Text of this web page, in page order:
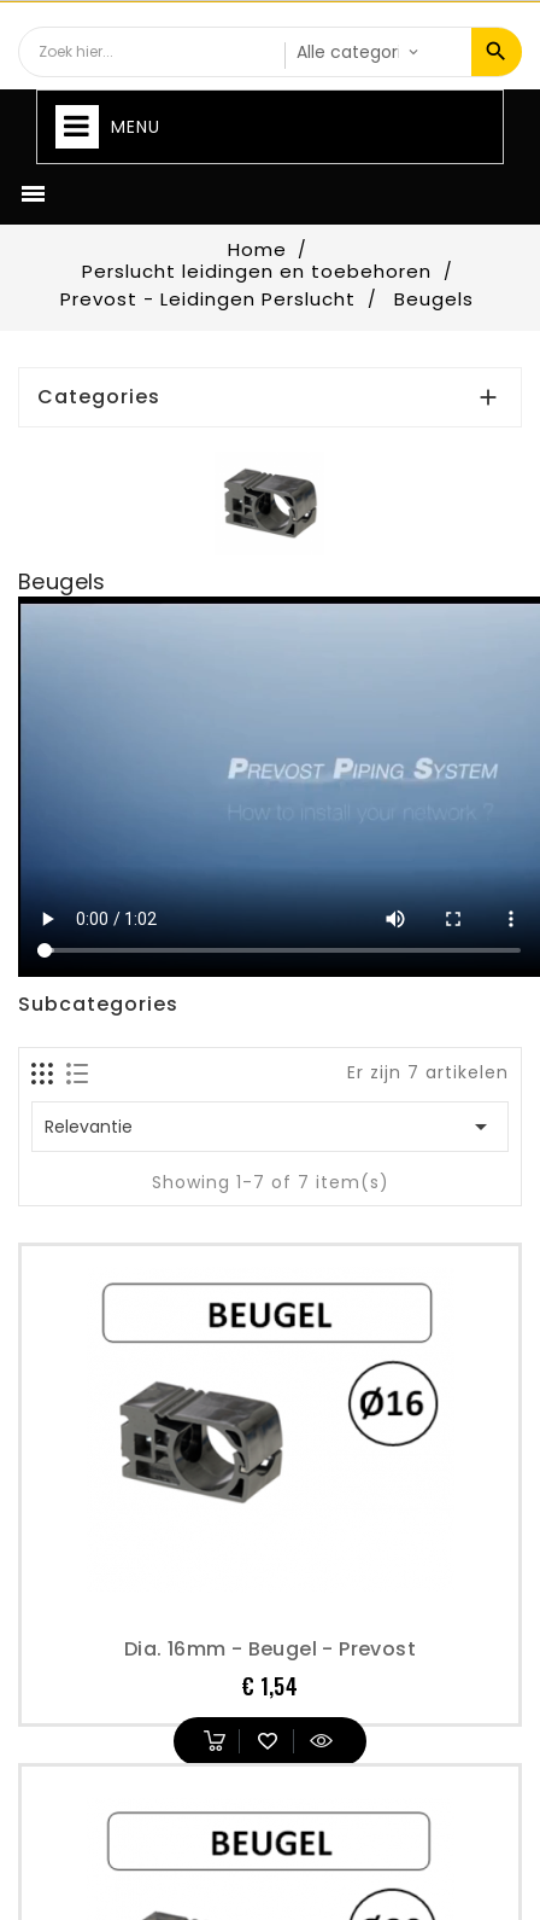
MENU

Home
Perslucht leidingen en toebehoren
Prevost - Leidingen Perslucht
Beugels
Categories 
Beugels
Subcategories
Er zijn 7 artikelen
Relevantie 
Showing 1-7 of 7 item(s)
Dia. 16mm - Beugel - Prevost
€ 1,54